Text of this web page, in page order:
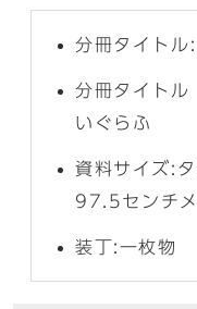
分冊タイトル
分冊タイトル
いぐらふ
資料サイズ:
97.5センチ
装丁:一枚物